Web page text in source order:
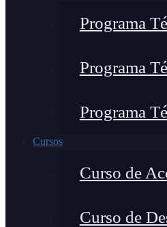
Programa
Programa
Programa
Cursos
Curso de
Curso de